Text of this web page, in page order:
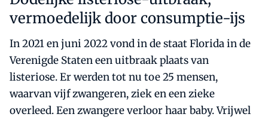
vermoedelijk door consumptie-ijs
In 2021 en juni 2022 vond in de staat Florida in de
Verenigde Staten een uitbraak plaats van
listeriose. Er werden tot nu toe 25 mensen,
waarvan vijf zwangeren, ziek en een zieke
overleed. Een zwangere verloor haar baby. Vrijwel